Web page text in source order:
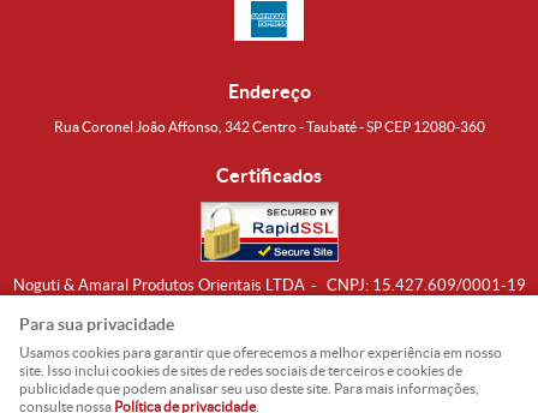
Endereço
Rua Coronel João Affonso, 342 Centro - Taubaté - SP CEP 12080-360
Certificados
Noguti & Amaral Produtos Orientais LTDA CNPJ: 15.427.609/0001-19
Para sua privacidade
Usamos cookies para garantir que oferecemos a melhor experiência em nosso
site. Isso inclui cookies de sites de redes sociais de terceiros e cookies de
publicidade que podem analisar seu uso deste site. Para mais informações,
consulte nossa Política de privacidade.